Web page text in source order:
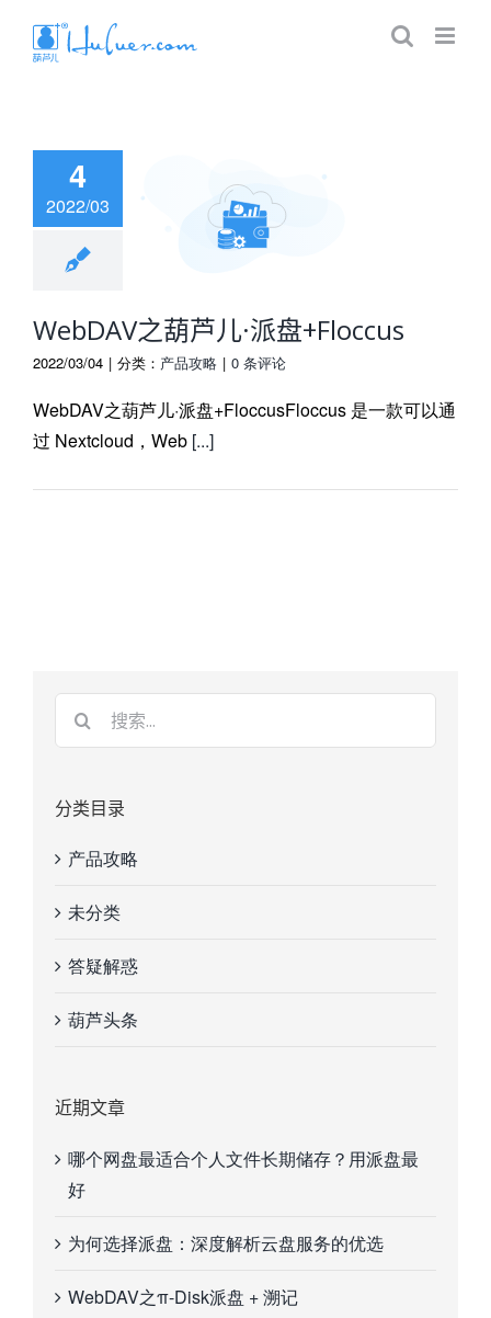
4
2022/03
之葫芦儿·派
WebDAV之葫芦儿·派盘+Floccus
2022/03/04 | 分类： 产品攻略 | 0 条评论
WebDAV之葫芦儿·派盘+FloccusFloccus 是一款可以通
过 Nextcloud，Web [...]
分类目录
产品攻略
未分类
答疑解惑
葫芦头条
近期文章
哪个网盘最适合个人文件长期储存？用派盘最
好
为何选择派盘：深度解析云盘服务的优选
WebDAV之π-Disk派盘 + 溯记